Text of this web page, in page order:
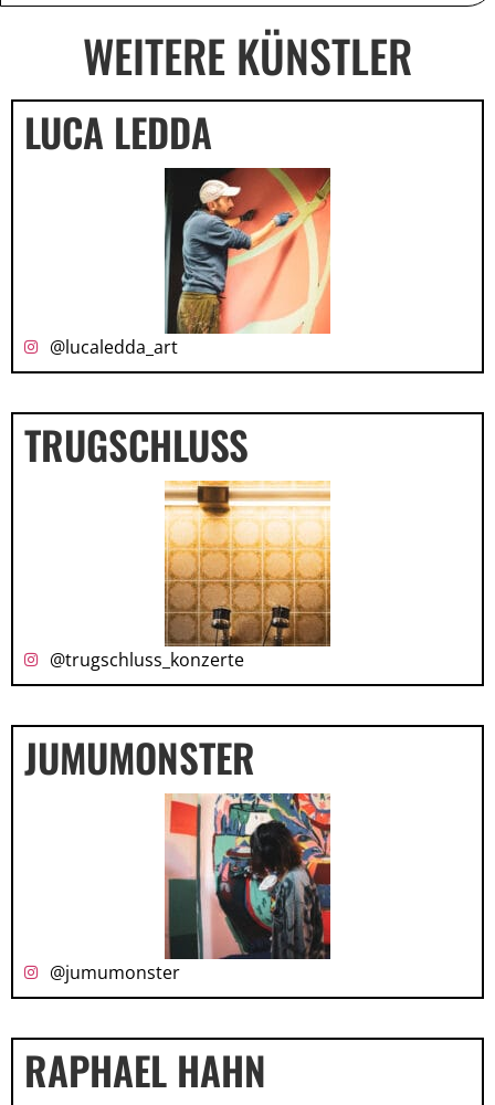
WEITERE KÜNSTLER
LUCA LEDDA
@lucaledda_art
TRUGSCHLUSS
@trugschluss_konzerte
JUMUMONSTER
@jumumonster
RAPHAEL HAHN